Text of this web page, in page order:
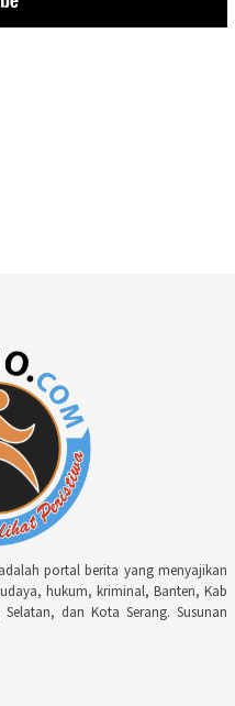
portal berita yang menyajikan
hukum, kriminal, Banten, Kab
dan Kota Serang. Susunan